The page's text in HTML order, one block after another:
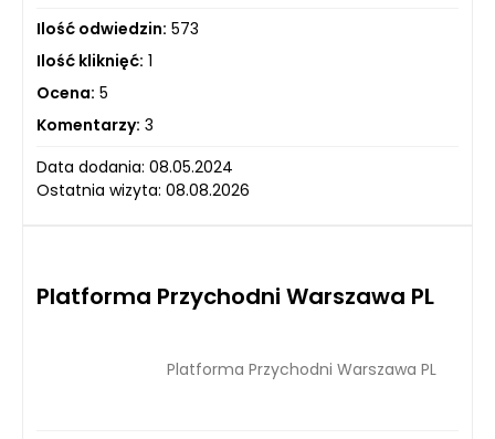
Ilość odwiedzin: 573
Ilość kliknięć: 1
Ocena: 5
Komentarzy: 3
Data dodania: 08.05.2024
Ostatnia wizyta: 08.08.2026
Platforma Przychodni Warszawa PL
Platforma Przychodni Warszawa PL